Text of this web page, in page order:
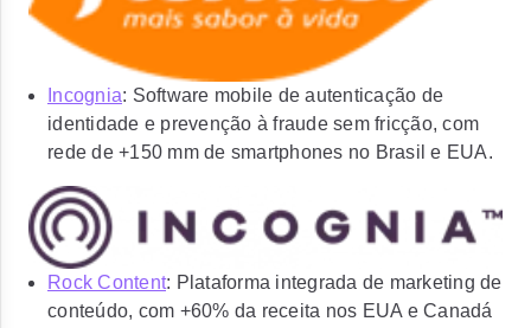
Incognia: Software mobile de autenticação de
identidade e prevenção à fraude sem fricção, com
rede de +150 mm de smartphones no Brasil e EUA.
Rock Content: Plataforma integrada de marketing de
conteúdo, com +60% da receita nos EUA e Canadá